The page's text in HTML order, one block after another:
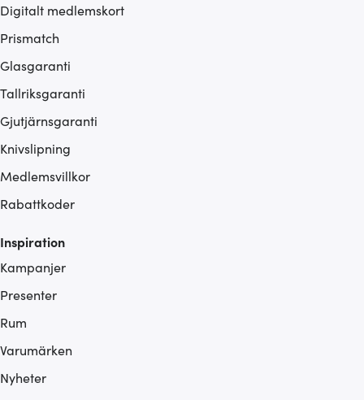
Digitalt medlemskort
Prismatch
Glasgaranti
Tallriksgaranti
Gjutjärnsgaranti
Knivslipning
Medlemsvillkor
Rabattkoder
Inspiration
Kampanjer
Presenter
Rum
Varumärken
Nyheter